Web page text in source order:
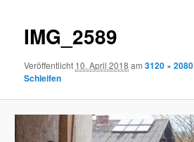
IMG_2589
Veröffentlicht 10. April 2018 am3120 × 2080
Schleifen